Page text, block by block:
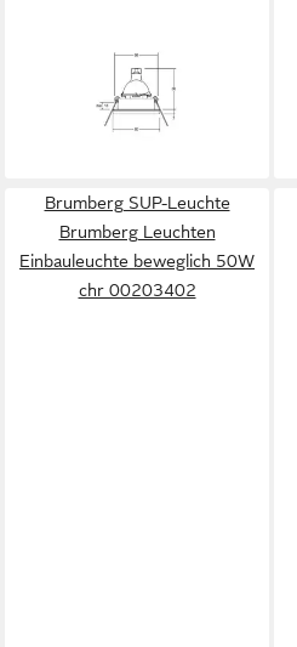
mt GX5,3 50W 00206225
lieferbar - in 4-5 Werktagen bei dir
Brumberg SUP-Leuchte
Brumberg Leuchten
Einbauleuchte beweglich 50W
chr 00203402